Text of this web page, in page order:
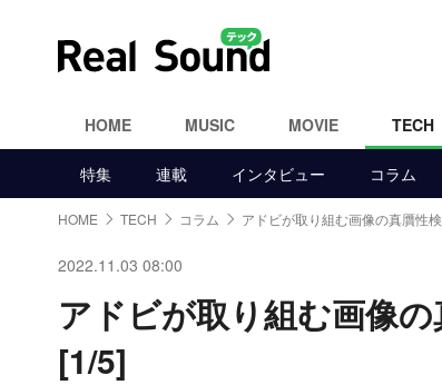
HOME MUSIC MOVIE TECH
特集 連載 インタビュー コラム
HOME TECH コラム アドビが取り組む画像の真贋性
2022.11.03 08:00
アドビが取り組む画像
[1/5]